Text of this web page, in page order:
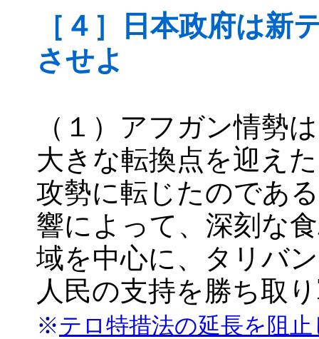
［４］日本政府は新
させよ
（１）アフガン情勢
大きな転換点を迎え
攻勢に転じたのであ
響によって、深刻な
域を中心に、タリバ
人民の支持を勝ち取
※テロ特措法の延長を阻